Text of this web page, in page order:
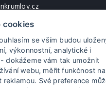
cookies
se vším budou
výkonnostní, analytické i
dokážeme vám tak umožnit
webu, měřit funkčnost
reklamou. Své preference